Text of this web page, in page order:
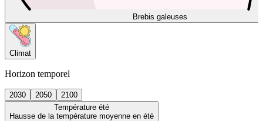
Brebis galeuses
Climat
Horizon temporel
2030 2050
2100
Température été
Hausse de la température moyenne en été